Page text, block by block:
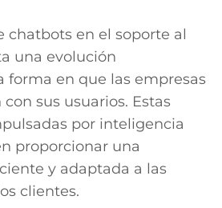
chatbots en el soporte al
una evolución
forma en que las empresas
sus usuarios. Estas
por inteligencia
proporcionar una
y adaptada a las
clientes.